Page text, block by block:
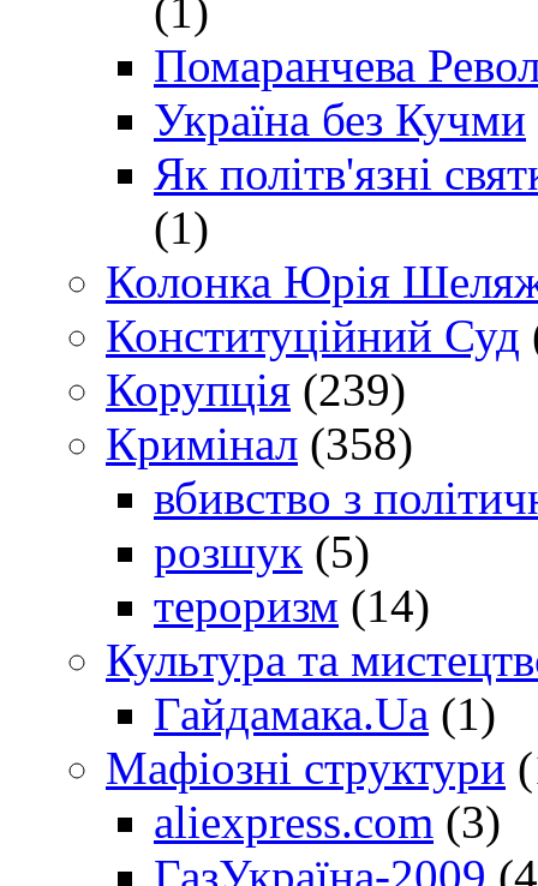
(1)
Помаранчева
Україна без Кучми
Як політв'язні
(1)
Колонка Юрія
Конституційний Суд
Корупція (239)
Кримінал (358)
вбивство з
розшук (5)
тероризм (14)
Культура та
Гайдамака.Ua (1)
Мафіозні структури
aliexpress.com (3)
ГазУкраїна-2009